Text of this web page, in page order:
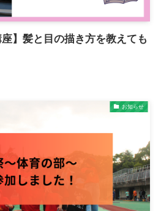
座】髪と目の描き方を教えても
お知らせ